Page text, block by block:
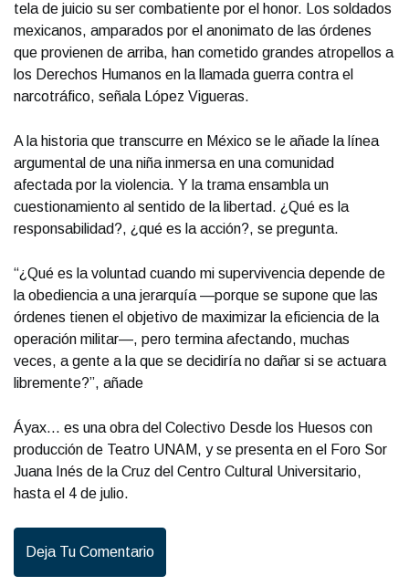
tela de juicio su ser combatiente por el honor. Los soldados
mexicanos, amparados por el anonimato de las órdenes
que provienen de arriba, han cometido grandes atropellos a
los Derechos Humanos en la llamada guerra contra el
narcotráfico, señala López Vigueras.
A la historia que transcurre en México se le añade la línea
argumental de una niña inmersa en una comunidad
afectada por la violencia. Y la trama ensambla un
cuestionamiento al sentido de la libertad. ¿Qué es la
responsabilidad?, ¿qué es la acción?, se pregunta.
“¿Qué es la voluntad cuando mi supervivencia depende de
la obediencia a una jerarquía —porque se supone que las
órdenes tienen el objetivo de maximizar la eficiencia de la
operación militar—, pero termina afectando, muchas
veces, a gente a la que se decidiría no dañar si se actuara
libremente?”, añade
Áyax... es una obra del Colectivo Desde los Huesos con
producción de Teatro UNAM, y se presenta en el Foro Sor
Juana Inés de la Cruz del Centro Cultural Universitario,
hasta el 4 de julio.
Deja Tu Comentario